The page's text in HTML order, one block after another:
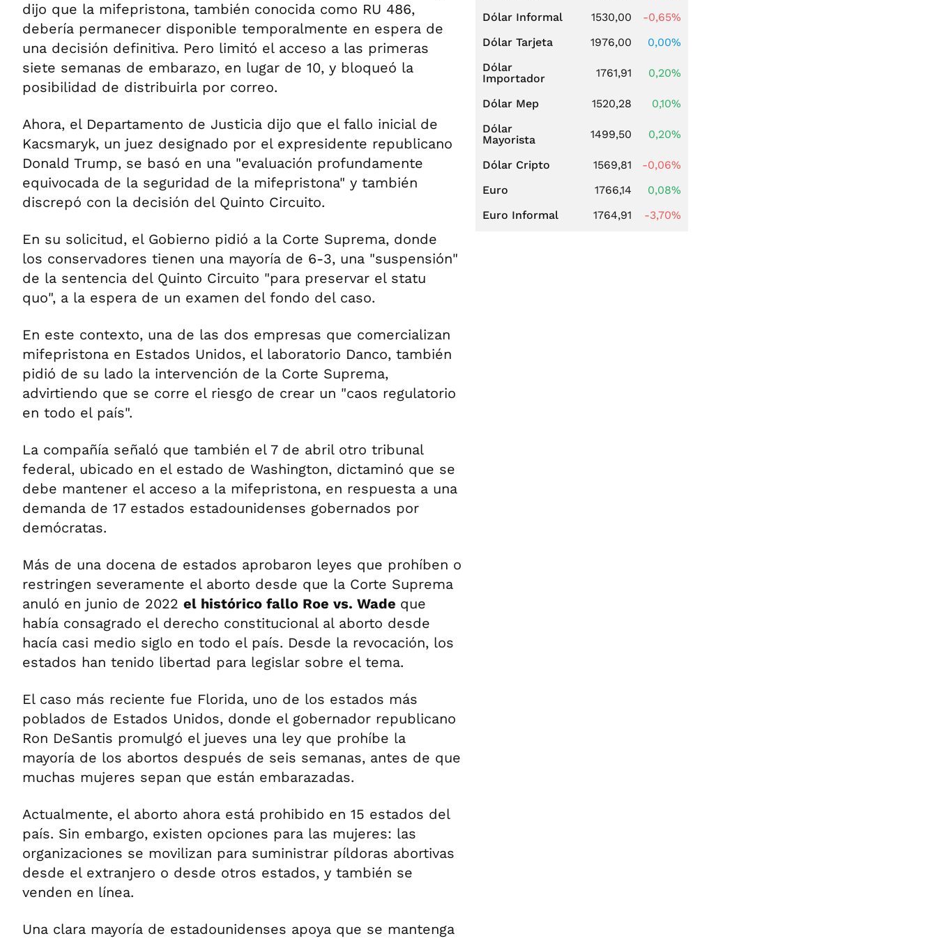
dijo que la mifepristona, también conocida como RU 486,
debería permanecer disponible temporalmente en espera de
una decisión definitiva. Pero limitó el acceso a las primeras
siete semanas de embarazo, en lugar de 10, y bloqueó la
posibilidad de distribuirla por correo.
Ahora, el Departamento de Justicia dijo que el fallo inicial de
Kacsmaryk, un juez designado por el expresidente republicano
Donald Trump, se basó en una "evaluación profundamente
equivocada de la seguridad de la mifepristona" y también
discrepó con la decisión del Quinto Circuito.
En su solicitud, el Gobierno pidió a la Corte Suprema, donde
los conservadores tienen una mayoría de 6-3, una "suspensión"
de la sentencia del Quinto Circuito "para preservar el statu
quo", a la espera de un examen del fondo del caso.
En este contexto, una de las dos empresas que comercializan
mifepristona en Estados Unidos, el laboratorio Danco, también
pidió de su lado la intervención de la Corte Suprema,
advirtiendo que se corre el riesgo de crear un "caos regulatorio
en todo el país".
La compañía señaló que también el 7 de abril otro tribunal
federal, ubicado en el estado de Washington, dictaminó que se
debe mantener el acceso a la mifepristona, en respuesta a una
demanda de 17 estados estadounidenses gobernados por
demócratas.
Más de una docena de estados aprobaron leyes que prohíben o
restringen severamente el aborto desde que la Corte Suprema
anuló en junio de 2022 el histórico fallo Roe vs. Wade que
había consagrado el derecho constitucional al aborto desde
hacía casi medio siglo en todo el país. Desde la revocación, los
estados han tenido libertad para legislar sobre el tema.
El caso más reciente fue Florida, uno de los estados más
poblados de Estados Unidos, donde el gobernador republicano
Ron DeSantis promulgó el jueves una ley que prohíbe la
mayoría de los abortos después de seis semanas, antes de que
muchas mujeres sepan que están embarazadas.
Actualmente, el aborto ahora está prohibido en 15 estados del
país. Sin embargo, existen opciones para las mujeres: las
organizaciones se movilizan para suministrar píldoras abortivas
desde el extranjero o desde otros estados, y también se
venden en línea.
Una clara mayoría de estadounidenses apoya que se mantenga
Dólar Informal
1530,00
-0,65%
Dólar Tarjeta
1976,00
0,00%
Dólar
Importador
1761,91 0,20%
Dólar Mep 1520,28
0,10%
Dólar
Mayorista
1499,50 0,20%
Dólar Cripto 1569,81
-0,06%
Euro
1766,14
0,08%
Euro Informal
1764,91 -3,70%